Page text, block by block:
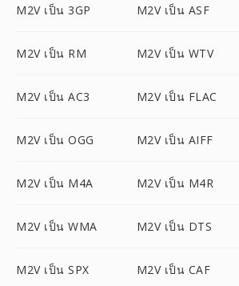
M2V เป็น 3GP M2V เป็น ASF
M2V เป็น RM M2V เป็น WTV
M2V เป็น AC3 M2V เป็น FLAC
M2V เป็น OGG M2V เป็น AIFF
M2V เป็น M4A M2V เป็น M4R
M2V เป็น WMA M2V เป็น DTS
M2V เป็น SPX M2V เป็น CAF